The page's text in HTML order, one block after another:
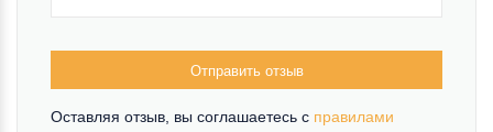
Отправить отзыв
Оставляя отзыв, вы соглашаетесь c правилами